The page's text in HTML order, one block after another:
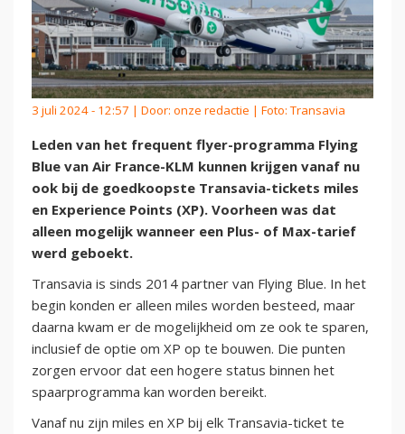
3 juli 2024 - 12:57 | Door: onze redactie | Foto: Transavia
Leden van het frequent flyer-programma Flying
Blue van Air France-KLM kunnen krijgen vanaf nu
ook bij de goedkoopste Transavia-tickets miles
en Experience Points (XP). Voorheen was dat
alleen mogelijk wanneer een Plus- of Max-tarief
werd geboekt.
Transavia is sinds 2014 partner van Flying Blue. In het
begin konden er alleen miles worden besteed, maar
daarna kwam er de mogelijkheid om ze ook te sparen,
inclusief de optie om XP op te bouwen. Die punten
zorgen ervoor dat een hogere status binnen het
spaarprogramma kan worden bereikt.
Vanaf nu zijn miles en XP bij elk Transavia-ticket te